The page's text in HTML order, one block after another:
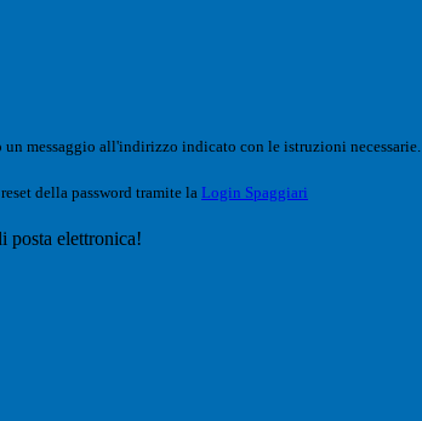
un messaggio all'indirizzo indicato con le istruzioni necessarie.
della password tramite la Login Spaggiari
posta elettronica!